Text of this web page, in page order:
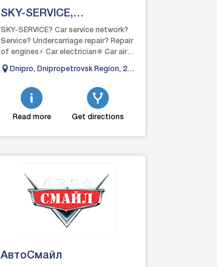
SKY-SERVICE,
Autoservice Dnipro
SKY-SERVICE? Car service network?
Service? Undercarriage repair? Repair
of engines⚡ Car electrician❄ Car air
Dnipro, Dnipropetrovsk Region, 27
Read more Get directions
АвтоCмайл